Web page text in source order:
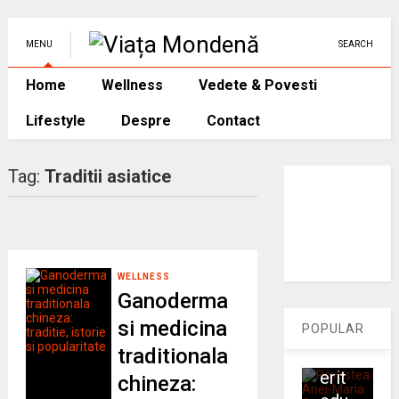
MENU SEARCH
Home Wellness Vedete & Povesti
Lifestyle Despre Contact
Tag: Traditii asiatice
WELLNESS
Ganoderma
si medicina
traditionala
chineza:
POPULAR
Mari
cum
Ro
ia a
erit